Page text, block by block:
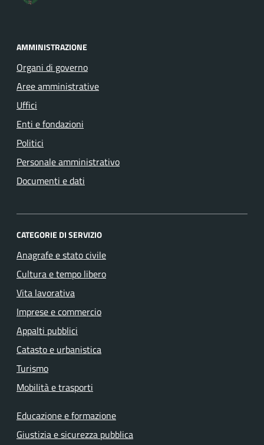
AMMINISTRAZIONE
Organi di governo
Aree amministrative
Uffici
Enti e fondazioni
Politici
Personale amministrativo
Documenti e dati
CATEGORIE DI SERVIZIO
Anagrafe e stato civile
Cultura e tempo libero
Vita lavorativa
Imprese e commercio
Appalti pubblici
Catasto e urbanistica
Turismo
Mobilità e trasporti
Educazione e formazione
Giustizia e sicurezza pubblica